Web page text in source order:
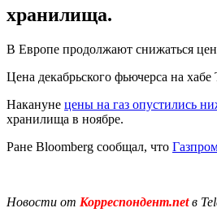
хранилища.
В Европе продолжают снижаться
Цена декабрьского фьючерса на
Накануне цены на газ опустились
хранилища в ноябре.
Ране Bloomberg сообщал, что
Новости от Корреспондент.netв